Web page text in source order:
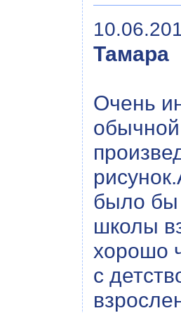
Тамара
Очень
было бы
школы
хорошо
с